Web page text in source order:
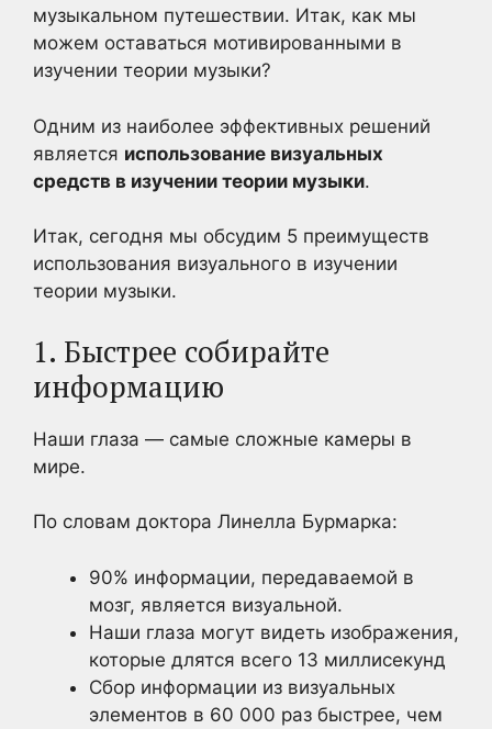
музыкальном путешествии. Итак, как мы
можем оставаться мотивированными в
изучении теории музыки?
Одним из наиболее эффективных решений
является использование визуальных
средств в изучении теории музыки.
Итак, сегодня мы обсудим 5 преимуществ
использования визуального в изучении
теории музыки.
1. Быстрее собирайте
информацию
Наши глаза — самые сложные камеры в
мире.
По словам доктора Линелла Бурмарка:
90% информации, передаваемой в
мозг, является визуальной.
Наши глаза могут видеть изображения,
которые длятся всего 13 миллисекунд
Сбор информации из визуальных
элементов в 60 000 раз быстрее, чем